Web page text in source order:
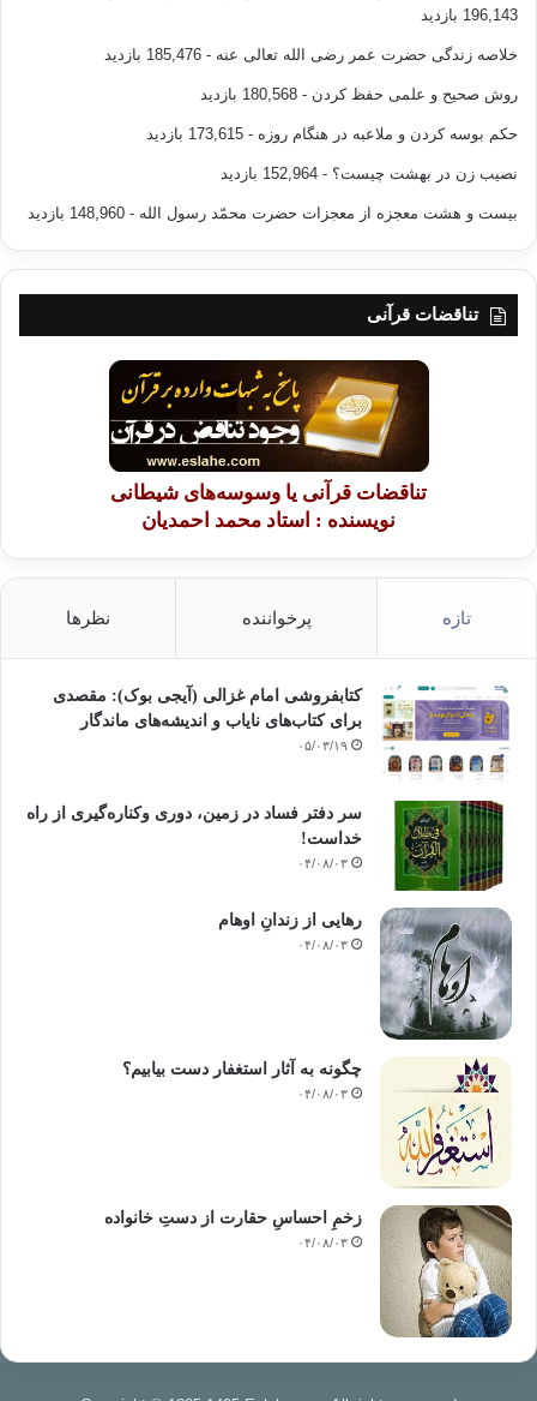
196,143 بازدید
خلاصه زندگی حضرت عمر رضی الله تعالی عنه - 185,476 بازدید
روش صحیح و علمی حفظ کردن - 180,568 بازدید
حکم بوسه کردن و ملاعبه در هنگام روزه - 173,615 بازدید
نصیب زن در بهشت چیست؟ - 152,964 بازدید
بیست و هشت معجزه از معجزات حضرت محمّد رسول الله - 148,960 بازدید
تناقضات قرآنی
تناقضات قرآنی یا وسوسه‌های شیطانی
نویسنده : استاد محمد احمدیان
تازه پرخواننده نظرها
کتابفروشی امام غزالی (آیجی بوک): مقصدی
برای کتاب‌های نایاب و اندیشه‌های ماندگار
۰۵/۰۳/۱۹
سر دفتر فساد در زمین‌، دوری وکناره‌گیری از راه
خداست‌!
۰۴/۰۸/۰۳
رهایی از زندانِ اوهام
۰۴/۰۸/۰۳
چگونه به آثار استغفار دست بیابیم؟
۰۴/۰۸/۰۳
زخمِ احساسِ حقارت از دستِ خانواده
۰۴/۰۸/۰۳